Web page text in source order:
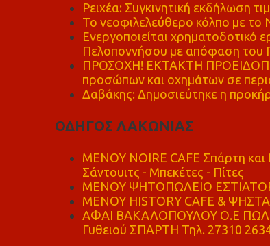
Ρειχέα: Συγκινητική εκδήλωση
Το νεοφιλελεύθερο κόλπο με
Ενεργοποιείται χρηματοδοτικό
Πελοποννήσου με απόφαση του
ΠΡΟΣΟΧΗ! ΕΚΤΑΚΤΗ
προσώπων και οχημάτων σε
Δαβάκης: Δημοσιεύτηκε η
ΟΔΗΓΟΣ ΛΑΚΩΝΙΑΣ
MENOY NOIRE CAFE Σπάρτη
Σάντουιτς - Μπεκέτες - Πίτες
ΜΕΝΟΥ ΨΗΤΟΠΩΛΕΙΟ
ΜΕΝΟΥ HISTORY CAFE &
ΑΦΑΙ ΒΑΚΑΛΟΠΟΥΛΟΥ Ο.Ε
Γυθειού ΣΠΑΡΤΗ Τηλ. 27310